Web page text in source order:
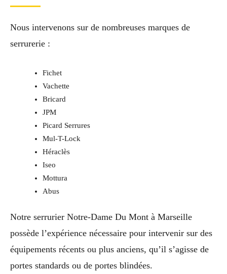
Nous intervenons sur de nombreuses marques de
serrurerie :
Fichet
Vachette
Bricard
JPM
Picard Serrures
Mul-T-Lock
Héraclès
Iseo
Mottura
Abus
Notre serrurier Notre-Dame Du Mont à Marseille
possède l’expérience nécessaire pour intervenir sur des
équipements récents ou plus anciens, qu’il s’agisse de
portes standards ou de portes blindées.